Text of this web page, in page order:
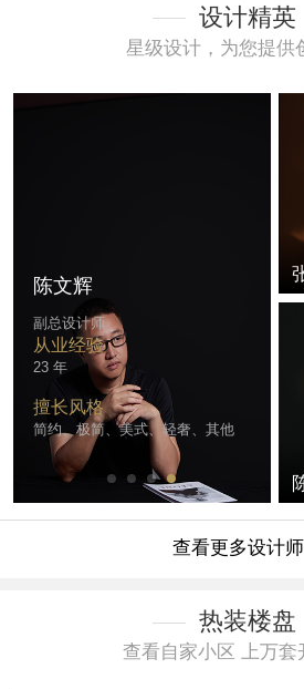
设计精英
星级设计，为您提供
陈文辉
副总设计师
从业经验
23 年
擅长风格
简约、极简、美式、轻奢、其他
查看更多设计师
热装楼盘
查看自家小区 上万套